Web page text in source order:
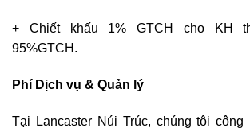
+ Chiết khấu 1% GTCH cho KH
95%GTCH.
Phí Dịch vụ & Quản lý
Tại Lancaster Núi Trúc, chúng tôi